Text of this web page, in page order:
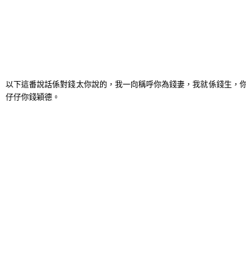
以下這番說話係對錢太你說的，我一向稱呼你為錢妻，我就係錢生
仔仔你錢穎德。